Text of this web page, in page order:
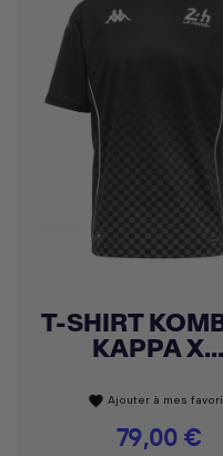
 Achat express
T-SHIRT
KAPPA X...
favorite Ajouter à mes
Prix
79,00 €